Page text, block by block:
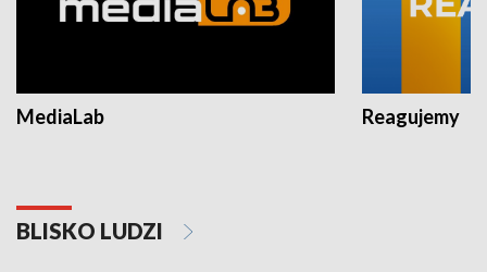
MediaLab Reagujemy
BLISKO LUDZI